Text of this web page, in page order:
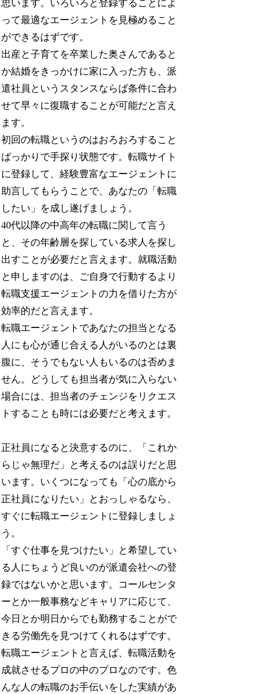
思います。いろいろと登録することによ
って最適なエージェントを見極めること
ができるはずです。
出産と子育てを卒業した奥さんであると
か結婚をきっかけに家に入った方も、派
遣社員というスタンスならば条件に合わ
せて早々に復職することが可能だと言え
ます。
初回の転職というのはおろおろすること
ばっかりで手探り状態です。転職サイト
に登録して、経験豊富なエージェントに
助言してもらうことで、あなたの「転職
したい」を成し遂げましょう。
40代以降の中高年の転職に関して言う
と、その年齢層を探している求人を探し
出すことが必要だと言えます。就職活動
と申しますのは、ご自身で行動するより
転職支援エージェントの力を借りた方が
効率的だと言えます。
転職エージェントであなたの担当となる
人にも心が通じ合える人がいるのとは裏
腹に、そうでもない人もいるのは否めま
せん。どうしても担当者が気に入らない
場合には、担当者のチェンジをリクエス
トすることも時には必要だと考えます。
正社員になると決意するのに、「これか
らじゃ無理だ」と考えるのは誤りだと思
います。いくつになっても「心の底から
正社員になりたい」とおっしゃるなら、
すぐに転職エージェントに登録しましょ
う。
「すぐ仕事を見つけたい」と希望してい
る人にちょうど良いのが派遣会社への登
録ではないかと思います。コールセンタ
ーとか一般事務などキャリアに応じて、
今日とか明日からでも勤務することがで
きる労働先を見つけてくれるはずです。
転職エージェントと言えば、転職活動を
成就させるプロの中のプロなのです。色
んな人の転職のお手伝いをした実績があ